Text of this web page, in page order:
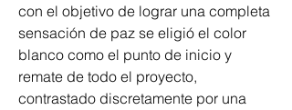
con el objetivo de lograr una completa
sensación de paz se eligió el color
blanco como el punto de inicio y
remate de todo el proyecto,
contrastado discretamente por una